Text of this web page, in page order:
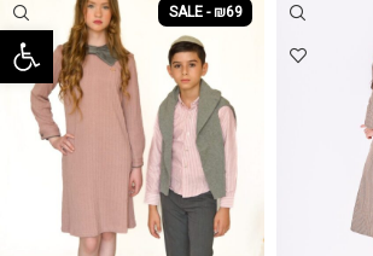
SALE - ₪69
פתח